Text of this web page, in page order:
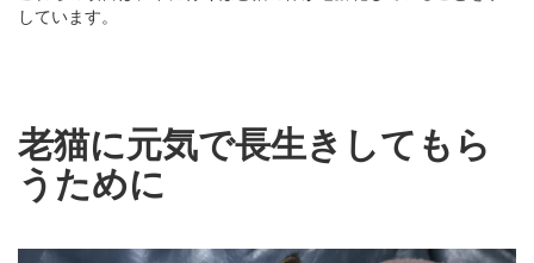
しています。
老猫に元気で長生きしてもら
うために